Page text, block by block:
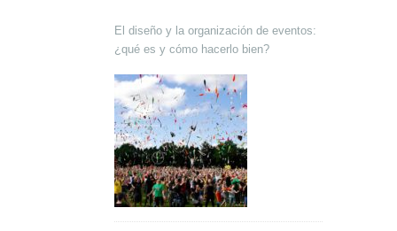
El diseño y la organización de eventos:
¿qué es y cómo hacerlo bien?